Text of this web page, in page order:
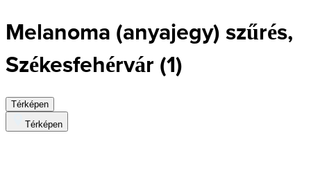
Melanoma (anyajegy) szűrés,
Székesfehérvár (1)
Térképen
Térképen